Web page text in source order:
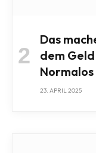
Das
dem
Normalos
23. APRIL 2025